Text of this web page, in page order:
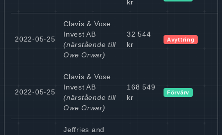
kr
2022-05-25
Clavis & Vose
Invest AB
(närstående till
Owe Orwar)
32 544
kr
Avyttring
2022-05-25
Clavis & Vose
Invest AB
(närstående till
Owe Orwar)
168 549
kr
Förvärv
Jeffries and